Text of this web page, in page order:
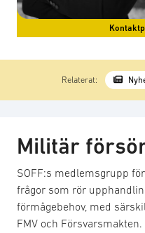
Relaterat:
Militär
SOFF:s medlemsgrupp
frågor som rör
förmågebehov, med
FMV och